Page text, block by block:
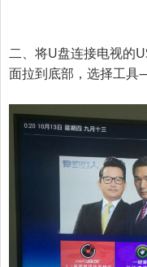
二、将U盘连接电视的
面拉到底部，选择工